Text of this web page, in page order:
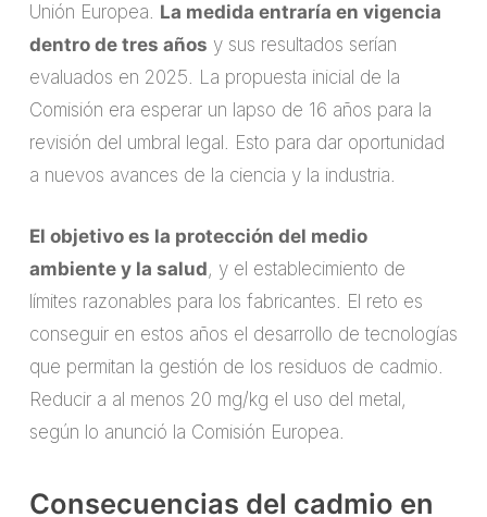
Unión Europea. La medida entraría en vigencia
dentro de tres años y sus resultados serían
evaluados en 2025. La propuesta inicial de la
Comisión era esperar un lapso de 16 años para la
revisión del umbral legal. Esto para dar oportunidad
a nuevos avances de la ciencia y la industria.
El objetivo es la protección del medio
ambiente y la salud, y el establecimiento de
límites razonables para los fabricantes. El reto es
conseguir en estos años el desarrollo de tecnologías
que permitan la gestión de los residuos de cadmio.
Reducir a al menos 20 mg/kg el uso del metal,
según lo anunció la Comisión Europea.
Consecuencias del cadmio en